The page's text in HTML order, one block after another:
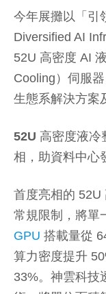
今年展攤以「引
Diversified AI
52U 高密度 AI
Cooling）伺服
生態系解決方案
52U 高密度液冷
相，助資料中心
首度亮相的 52U
常規限制，將單
GPU 搭載量從
算力密度提升
33%。神雲科技